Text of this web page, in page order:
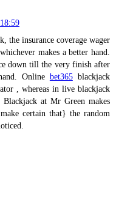
the insurance coverage wager
makes a better hand.
down till the very finish after
Online bet365blackjack
, whereas in live blackjack
at Mr Green makes
certain that} the random